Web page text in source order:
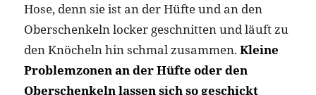
Hose, denn sie ist an der Hüfte und an den
Oberschenkeln locker geschnitten und läuft zu
den Knöcheln hin schmal zusammen. Kleine
Problemzonen an der Hüfte oder den
Oberschenkeln lassen sich so geschickt